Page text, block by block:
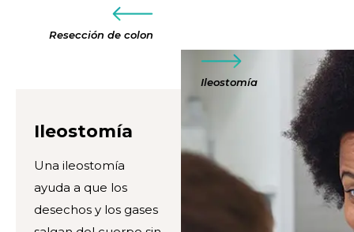
Resección de colon
Ileostomía
Ileostomía
Una ileostomía
ayuda a que los
desechos y los gases